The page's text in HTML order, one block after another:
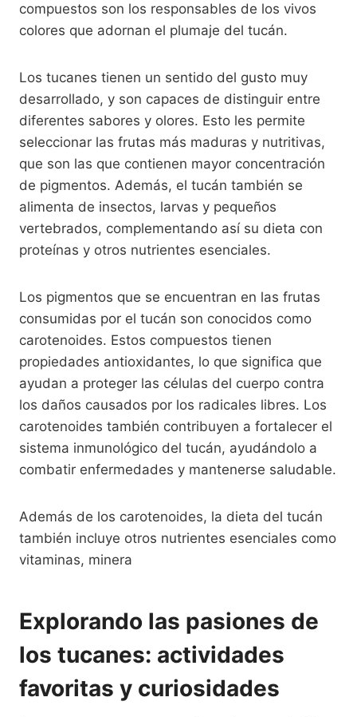
compuestos son los responsables de los vivos
colores que adornan el plumaje del tucán.
Los tucanes tienen un sentido del gusto muy
desarrollado, y son capaces de distinguir entre
diferentes sabores y olores. Esto les permite
seleccionar las frutas más maduras y nutritivas,
que son las que contienen mayor concentración
de pigmentos. Además, el tucán también se
alimenta de insectos, larvas y pequeños
vertebrados, complementando así su dieta con
proteínas y otros nutrientes esenciales.
Los pigmentos que se encuentran en las frutas
consumidas por el tucán son conocidos como
carotenoides. Estos compuestos tienen
propiedades antioxidantes, lo que significa que
ayudan a proteger las células del cuerpo contra
los daños causados por los radicales libres. Los
carotenoides también contribuyen a fortalecer el
sistema inmunológico del tucán, ayudándolo a
combatir enfermedades y mantenerse saludable.
Además de los carotenoides, la dieta del tucán
también incluye otros nutrientes esenciales como
vitaminas, minera
Explorando las pasiones de
los tucanes: actividades
favoritas y curiosidades